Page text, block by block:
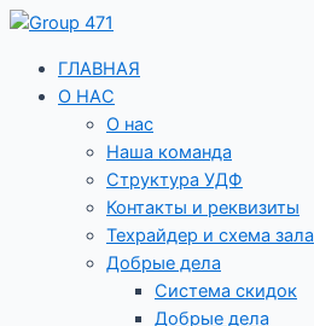
Перейти
содержимому
ГЛАВНАЯ
О НАС
О нас
Наша команда
Структура УДФ
Контакты и реквизиты
Техрайдер и схема зала
Добрые дела
Система скидок
Добрые дела